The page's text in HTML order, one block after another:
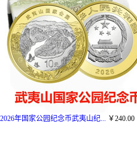
2026年国家公园纪念币武夷山纪... ￥240.00